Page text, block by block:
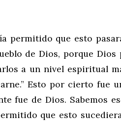
permitido que esto
de Dios, porque
a un nivel espiritual
Esto por cierto fue
fue de Dios. Sabemos
que esto